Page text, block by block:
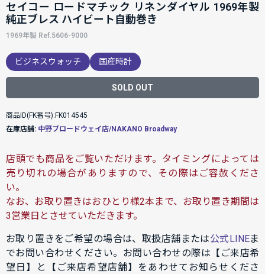
セイコー ロードマチック リネンダイヤル 1969年製
純正ブレス ハイビート自動巻き
1969年製 Ref.5606-9000
ビジネスウォッチ 国産時計
SOLD OUT
商品ID(FK番号):FK014545
在庫店舗: 中野ブロードウェイ店/NAKANO Broadway
店頭でも商品をご覧いただけます。タイミングによっては
売り切れの場合がありますので、その際はご容赦くださ
い。
なお、お取り置きはおひとり様2本まで、お取り置き期間は
3営業日とさせていただきます。
お取り置きをご希望の場合は、取扱店舗または公式LINEま
でお問い合わせください。お問い合わせの際は【ご来店希
望日】と【ご来店希望店舗】をあわせてお知らせくださ